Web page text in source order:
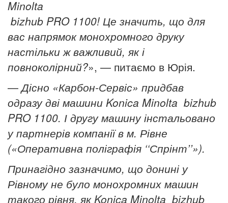
Minolta
bizhub PRO 1100! Це значить, що для
вас напрямок монохромного друку
настільки ж важливий, як і
повноколірний?», — питаємо в Юрія.
—Дісно «Карбон-Сервіс» придбав
одразу дві машини Konica Minolta bizhub
PRO1100. І другу машину інстальовано
у партнерів компанії в м. Рівне
(«Оперативна поліграфія ‘‘Спрінт’’»).
Принагідно зазначимо, що донині у
Рівному не було монохромних машин
такого рівня, як Konica Minolta bizhub